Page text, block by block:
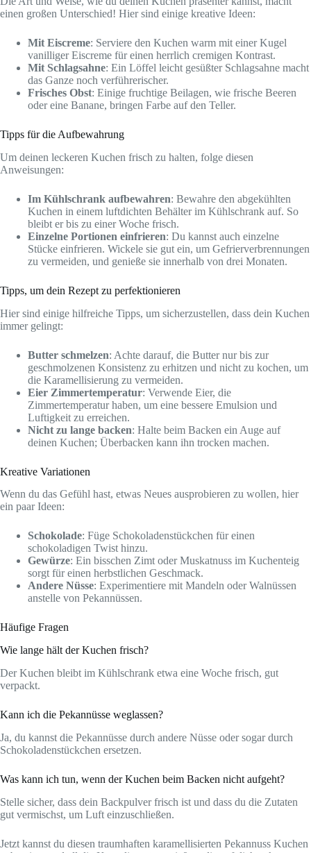
einen großen Unterschied! Hier sind einige kreative Ideen:
Mit Eiscreme: Serviere den Kuchen warm mit einer Kugel
vanilliger Eiscreme für einen herrlich cremigen Kontrast.
Mit Schlagsahne: Ein Löffel leicht gesüßter Schlagsahne macht
das Ganze noch verführerischer.
Frisches Obst: Einige fruchtige Beilagen, wie frische Beeren
oder eine Banane, bringen Farbe auf den Teller.
Tipps für die Aufbewahrung
Um deinen leckeren Kuchen frisch zu halten, folge diesen
Anweisungen:
Im Kühlschrank aufbewahren: Bewahre den abgekühlten
Kuchen in einem luftdichten Behälter im Kühlschrank auf. So
bleibt er bis zu einer Woche frisch.
Einzelne Portionen einfrieren: Du kannst auch einzelne
Stücke einfrieren. Wickele sie gut ein, um Gefrierverbrennungen
zu vermeiden, und genieße sie innerhalb von drei Monaten.
Tipps, um dein Rezept zu perfektionieren
Hier sind einige hilfreiche Tipps, um sicherzustellen, dass dein Kuchen
immer gelingt:
Butter schmelzen: Achte darauf, die Butter nur bis zur
geschmolzenen Konsistenz zu erhitzen und nicht zu kochen, um
die Karamellisierung zu vermeiden.
Eier Zimmertemperatur: Verwende Eier, die
Zimmertemperatur haben, um eine bessere Emulsion und
Luftigkeit zu erreichen.
Nicht zu lange backen: Halte beim Backen ein Auge auf
deinen Kuchen; Überbacken kann ihn trocken machen.
Kreative Variationen
Wenn du das Gefühl hast, etwas Neues ausprobieren zu wollen, hier
ein paar Ideen:
Schokolade: Füge Schokoladenstückchen für einen
schokoladigen Twist hinzu.
Gewürze: Ein bisschen Zimt oder Muskatnuss im Kuchenteig
sorgt für einen herbstlichen Geschmack.
Andere Nüsse: Experimentiere mit Mandeln oder Walnüssen
anstelle von Pekannüssen.
Häufige Fragen
Wie lange hält der Kuchen frisch?
Der Kuchen bleibt im Kühlschrank etwa eine Woche frisch, gut
verpackt.
Kann ich die Pekannüsse weglassen?
Ja, du kannst die Pekannüsse durch andere Nüsse oder sogar durch
Schokoladenstückchen ersetzen.
Was kann ich tun, wenn der Kuchen beim Backen nicht aufgeht?
Stelle sicher, dass dein Backpulver frisch ist und dass du die Zutaten
gut vermischst, um Luft einzuschließen.
Jetzt kannst du diesen traumhaften karamellisierten Pekannuss Kuchen